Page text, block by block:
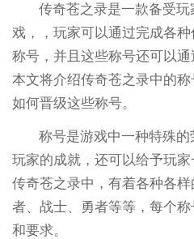
传奇苍之录是一款备受
戏，，玩家可以通过完成各
称号，并且这些称号还可以通
本文将介绍传奇苍之录中的
如何晋级这些称号。
称号是游戏中一种特殊
玩家的成就，还可以给予玩
传奇苍之录中，有着各种各
者、战士、勇者等等，每个
和要求。